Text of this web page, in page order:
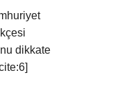
dikkate